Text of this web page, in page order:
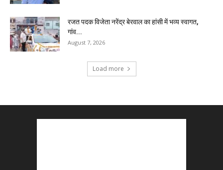
रजत पदक विजेता नरेंद्र बेरवाल का हांसी में भव्य स्वागत,
गांव...
August 7, 2026
Load more